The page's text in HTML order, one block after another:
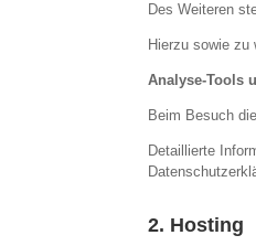
Des Weiteren
Hierzu sowie zu
Analyse-Tools
Beim Besuch
Detaillierte
2. Hosting